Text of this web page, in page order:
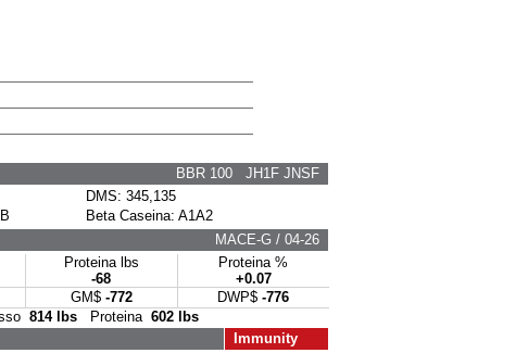
BBR 100 JH1F JNSF
DMS: 345,135
Beta Caseina: A1A2
MACE-G / 04-26
Proteina lbs
-68
Proteina %
+0.07
GM$ -772 DWP$ -776
814 lbs Proteina 602 lbs
Immunity